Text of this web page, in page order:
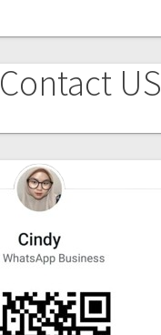
Contact US